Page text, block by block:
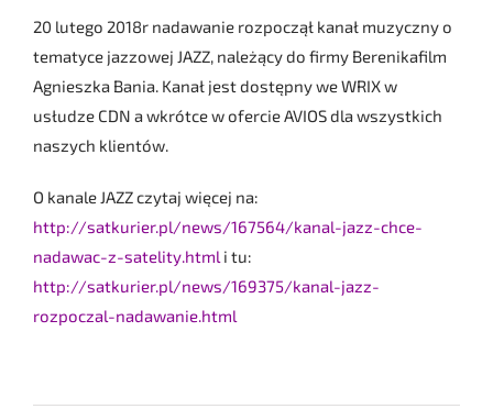
20 lutego 2018r nadawanie rozpoczął kanał muzyczny o
tematyce jazzowej JAZZ, należący do firmy Berenikafilm
Agnieszka Bania. Kanał jest dostępny we WRIX w
usłudze CDN a wkrótce w ofercie AVIOS dla wszystkich
naszych klientów.
O kanale JAZZ czytaj więcej na:
http://satkurier.pl/news/167564/kanal-jazz-chce-
nadawac-z-satelity.html i tu:
http://satkurier.pl/news/169375/kanal-jazz-
rozpoczal-nadawanie.html